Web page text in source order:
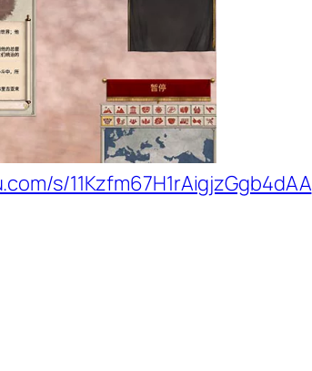
s/11Kzfm67H1rAigjzGgb4dAA